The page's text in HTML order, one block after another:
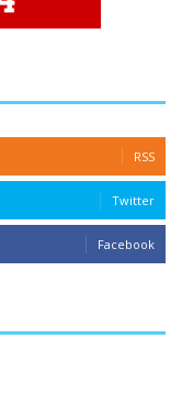
RSS
Twitter
Facebook